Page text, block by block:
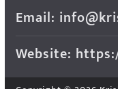
Email:
Website: